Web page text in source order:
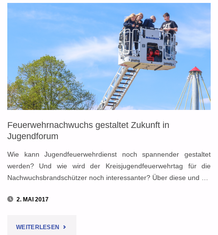
GAST
BEI
DEN
DOMFESTSPIELEN"
Feuerwehrnachwuchs gestaltet Zukunft in
Jugendforum
Wie kann Jugendfeuerwehrdienst noch spannender gestaltet
werden? Und wie wird der Kreisjugendfeuerwehrtag für die
Nachwuchsbrandschützer noch interessanter? Über diese und …
2. MAI 2017
WEITERLESEN "FEUERWEHRNACHWUCHS